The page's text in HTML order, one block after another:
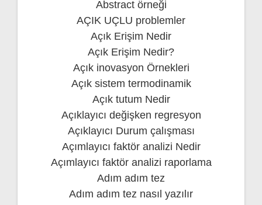
Abstract örneği
AÇIK UÇLU problemler
Açık Erişim Nedir
Açık Erişim Nedir?
Açık inovasyon Örnekleri
Açık sistem termodinamik
Açık tutum Nedir
Açıklayıcı değişken regresyon
Açıklayıcı Durum çalışması
Açımlayıcı faktör analizi Nedir
Açımlayıcı faktör analizi raporlama
Adım adım tez
Adım adım tez nasıl yazılır